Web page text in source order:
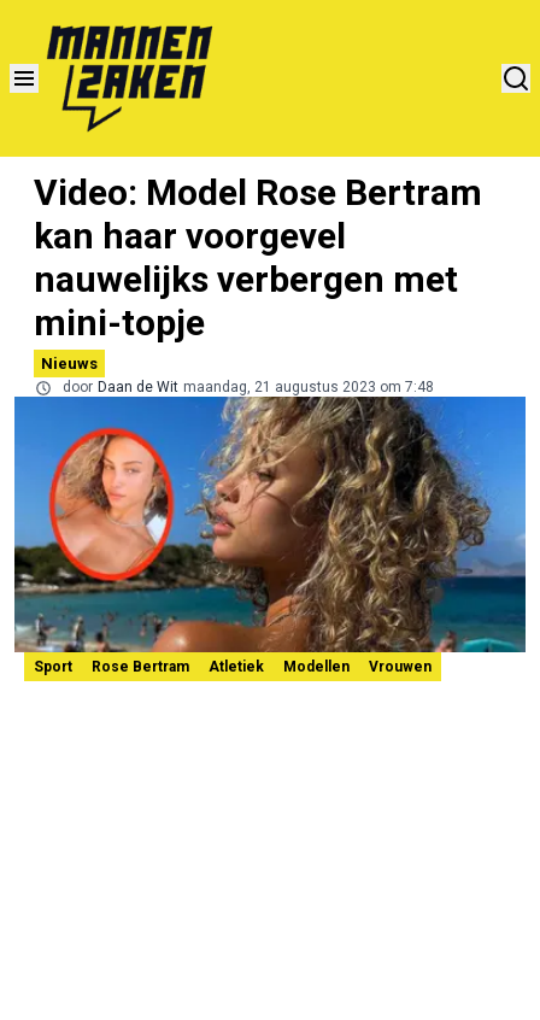
Video: Model Rose Bertram
kan haar voorgevel
nauwelijks verbergen met
mini-topje
Nieuws
door Daan de Wit maandag, 21 augustus 2023 om 7:48
Sport Rose Bertram Atletiek Modellen Vrouwen